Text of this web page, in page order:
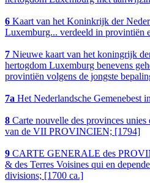
6 Kaart van het Koninkrijk der
Luxemburg... verdeeld in provintiën
7 Nieuwe kaart van het koningrijk
hertogdom Luxemburg benevens
provintiën volgens de jongste
7a Het Nederlandsche Gemenebest
8 Carte nouvelle des provinces
van de VII PROVINCIEN; [1794]
9 CARTE GENERALE des
& des Terres Voisines qui en
divisions; [1700 ca.]